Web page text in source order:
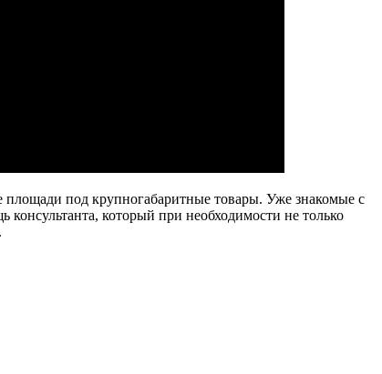
площади под крупногабаритные товары. Уже знакомые с
который при необходимости не только